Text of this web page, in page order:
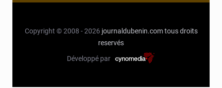
Copyright © 2008 - 2026 journaldubenin.com tous droits
reservés
Développé par